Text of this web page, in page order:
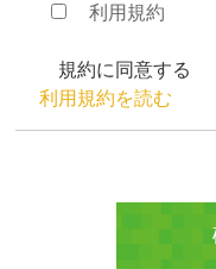
利用規約
規約に同意する
利用規約を読む